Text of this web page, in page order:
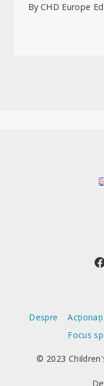
By CHD Europe
Despre Acționați
Focus
© 2023